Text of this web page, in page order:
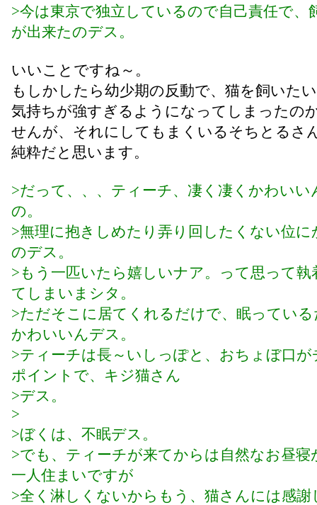
>今は東京で独立しているので自己責任で、
が出来たのデス。
いいことですね～。
もしかしたら幼少期の反動で、猫を飼いた
気持ちが強すぎるようになってしまったの
せんが、それにしてもまくいるそちとるさ
純粋だと思います。
>だって、、、ティーチ、凄く凄くかわいい
の。
>無理に抱きしめたり弄り回したくない位に
のデス。
>もう一匹いたら嬉しいナア。って思って執
てしまいまシタ。
>ただそこに居てくれるだけで、眠ってい
かわいいんデス。
>ティーチは長～いしっぽと、おちょぼ口が
ポイントで、キジ猫さん
>デス。
>
>ぼくは、不眠デス。
>でも、ティーチが来てからは自然なお昼寝
一人住まいですが
>全く淋しくないからもう、猫さんには感謝